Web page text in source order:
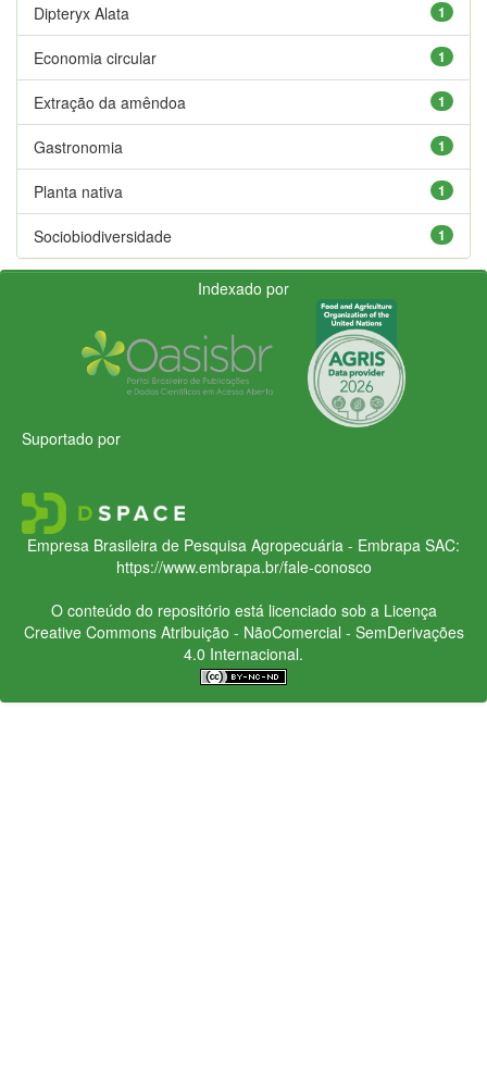
1
Dipteryx Alata
1
Economia circular
1
Extração da amêndoa
1
Gastronomia
1
Planta nativa
1
Sociobiodiversidade
Indexado por
Suportado por
Empresa Brasileira de Pesquisa Agropecuária - Embrapa SAC:
https://www.embrapa.br/fale-conosco
O conteúdo do repositório está licenciado sob a Licença
Creative CommonsAtribuição - NãoComercial - SemDerivações
4.0 Internacional.